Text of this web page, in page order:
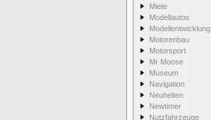
Miete
Modellautos
Modellentwicklung
Motorenbau
Motorsport
Mr Moose
Museum
Navigation
Neuheiten
Newtimer
Nutzfahrzeuge